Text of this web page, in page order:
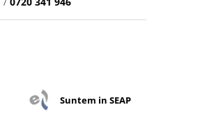
Suntem in SEAP